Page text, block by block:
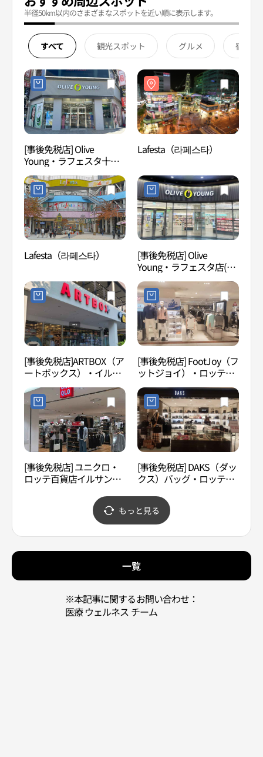
半径50km以内のさまざまなスポットを近い順に表示します。
すべて 観光スポット グルメ 宿泊
[事後免税店] Olive
Young・ラフェスタ十字
路店(올리브영 라페스타사
거리점)
Lafesta（라페스타）
Lafesta（라페스타）
[事後免税店] Olive
Young・ラフェスタ店(올
리브영 라페스타점)
[事後免税店]ARTBOX（ア
ートボックス）・イルサ
ン（一山）Lafesta（ラフ
ェスタ）店(아트박스 일산
라페스타점)
[事後免税店] FootJoy（フ
ットジョイ）・ロッテ百
貨店イルサン（一山）店
(풋조이 롯데백화점 일산
점)
[事後免税店] ユニクロ・
ロッテ百貨店イルサン
[事後免税店] DAKS（ダッ
クス）バッグ・ロッテ百
(닥스핸드백 롯데백화점
일산점)
もっと見る
一覧
※本記事に関するお問い合わせ：
医療 ウェルネス チーム